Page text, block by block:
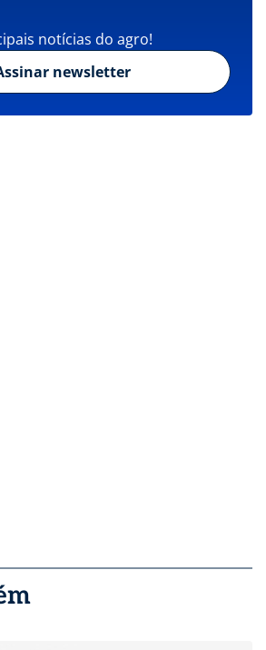
notícias do agro!
newsletter